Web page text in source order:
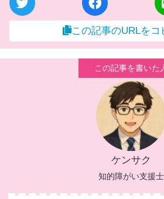
この記事のURLをコ
ケンサク
知的障がい支援士